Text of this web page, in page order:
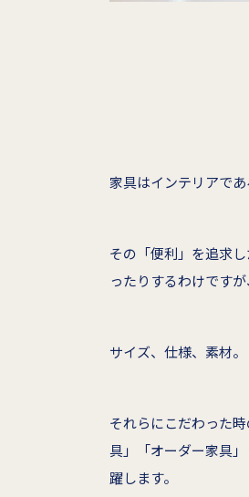
家具はインテリアで
その「便利」を追求
ったりするわけです
サイズ、仕様、素材。
それらにこだわった
具」「オーダー家具
躍します。